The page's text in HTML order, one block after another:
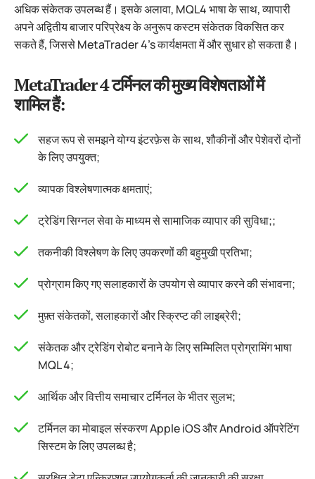
अधिक संकेतक उपलब्ध हैं। इसके अलावा, MQL4 भाषा के साथ, व्यापारी
अपने अद्वितीय बाजार परिप्रेक्ष्य के अनुरूप कस्टम संकेतक विकसित कर
सकते हैं, जिससे MetaTrader 4’s कार्यक्षमता में और सुधार हो सकता है।
MetaTrader 4 टर्मिनल की मुख्य विशेषताओं में
शामिल हैं:
सहज रूप से समझने योग्य इंटरफ़ेस के साथ, शौकीनों और पेशेवरों दोनों
के लिए उपयुक्त;
व्यापक विश्लेषणात्मक क्षमताएं;
ट्रेडिंग सिग्नल सेवा के माध्यम से सामाजिक व्यापार की सुविधा;;
तकनीकी विश्लेषण के लिए उपकरणों की बहुमुखी प्रतिभा;
प्रोग्राम किए गए सलाहकारों के उपयोग से व्यापार करने की संभावना;
मुफ़्त संकेतकों, सलाहकारों और स्क्रिप्ट की लाइब्रेरी;
संकेतक और ट्रेडिंग रोबोट बनाने के लिए सम्मिलित प्रोग्रामिंग भाषा
MQL 4;
आर्थिक और वित्तीय समाचार टर्मिनल के भीतर सुलभ;
टर्मिनल का मोबाइल संस्करण Apple iOS और Android ऑपरेटिंग
सिस्टम के लिए उपलब्ध है;